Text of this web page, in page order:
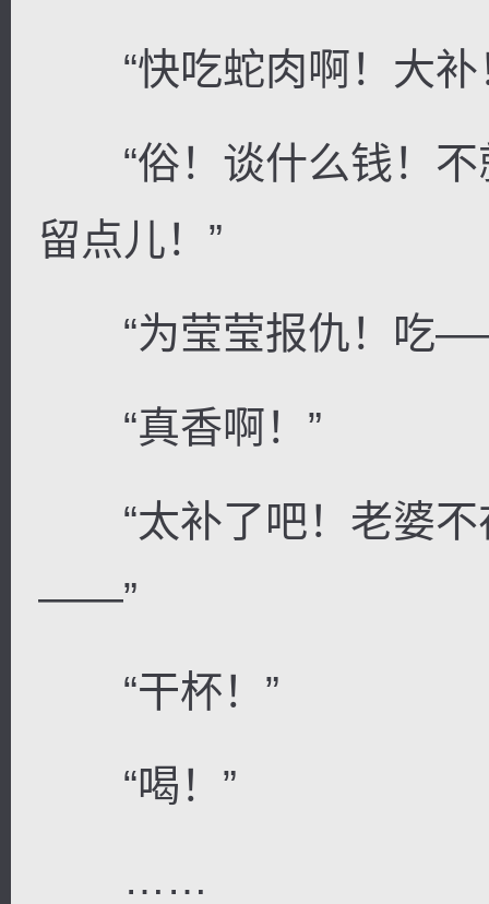
“快吃蛇肉啊！大补
“俗！谈什么钱！不
留点儿！”
“为莹莹报仇！吃
“真香啊！”
“太补了吧！老婆不
——”
“干杯！”
“喝！”
……